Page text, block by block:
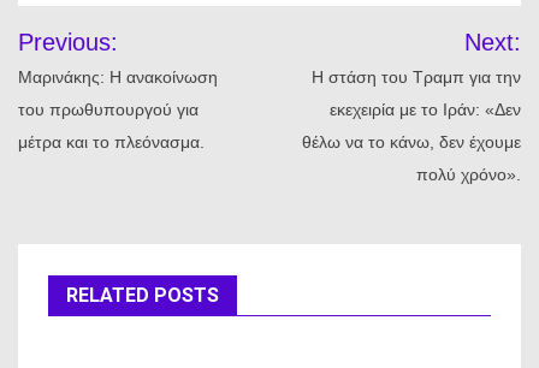
άρθρων
Previous:
Μαρινάκης: Η ανακοίνωση
του πρωθυπουργού για
μέτρα και το πλεόνασμα.
Next:
Η στάση του Τραμπ για την
εκεχειρία με το Ιράν: «Δεν
θέλω να το κάνω, δεν έχουμε
πολύ χρόνο».
RELATED POSTS